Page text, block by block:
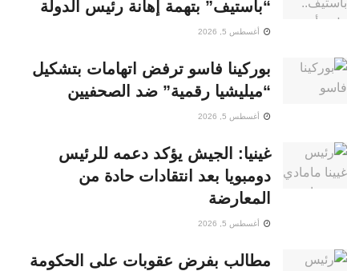
“باستيف” بتهمة إهانة رئيس الدولة
أغسطس 5, 2026
بوركينا فاسو ترفض اتهامات بتشكيل
“ميليشيا رقمية” ضد الصحفيين
أغسطس 5, 2026
غينيا: الجيش يؤكد دعمه للرئيس
دومبويا بعد انتقادات حادة من
المعارضة
أغسطس 5, 2026
مطالب بفرض عقوبات على الحكومة